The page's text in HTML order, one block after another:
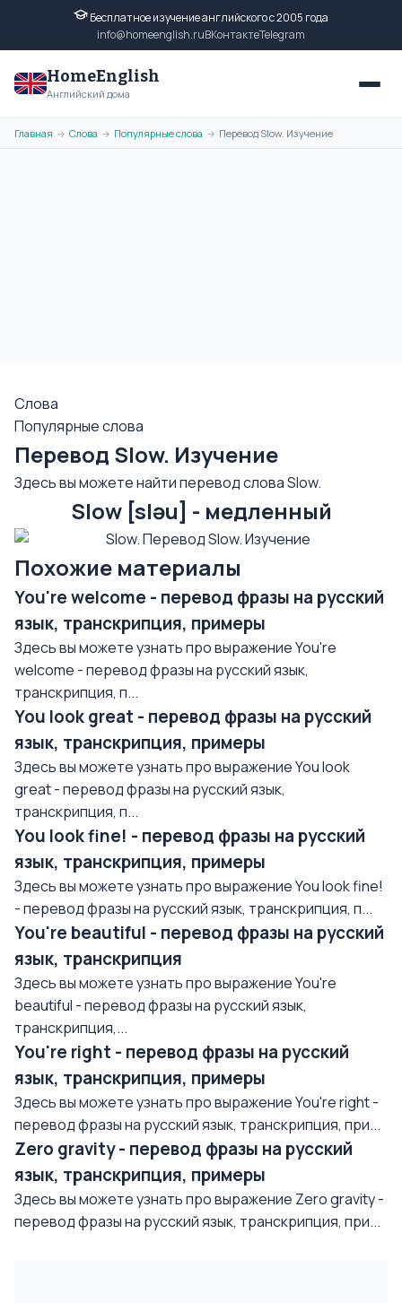
Бесплатное изучение английского с 2005 года
info@homeenglish.ruВКонтактеTelegram
HomeEnglish
Английский дома
Главная → Слова → Популярные слова → Перевод Slow. Изучение
Слова
Популярные слова
Перевод Slow. Изучение
Здесь вы можете найти перевод слова Slow.
Slow [sləu] - медленный
Похожие материалы
You're welcome - перевод фразы на русский
язык, транскрипция, примеры
Здесь вы можете узнать про выражение You're
welcome - перевод фразы на русский язык,
транскрипция, п...
You look great - перевод фразы на русский
язык, транскрипция, примеры
Здесь вы можете узнать про выражение You look
great - перевод фразы на русский язык,
транскрипция, п...
You look fine! - перевод фразы на русский
язык, транскрипция, примеры
Здесь вы можете узнать про выражение You look fine!
- перевод фразы на русский язык, транскрипция, п...
You're beautiful - перевод фразы на русский
язык, транскрипция
Здесь вы можете узнать про выражение You're
beautiful - перевод фразы на русский язык,
транскрипция,...
You're right - перевод фразы на русский
язык, транскрипция, примеры
Здесь вы можете узнать про выражение You're right -
перевод фразы на русский язык, транскрипция, при...
Zero gravity - перевод фразы на русский
язык, транскрипция, примеры
Здесь вы можете узнать про выражение Zero gravity -
перевод фразы на русский язык, транскрипция, при...